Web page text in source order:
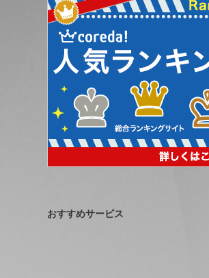
おすすめサービス